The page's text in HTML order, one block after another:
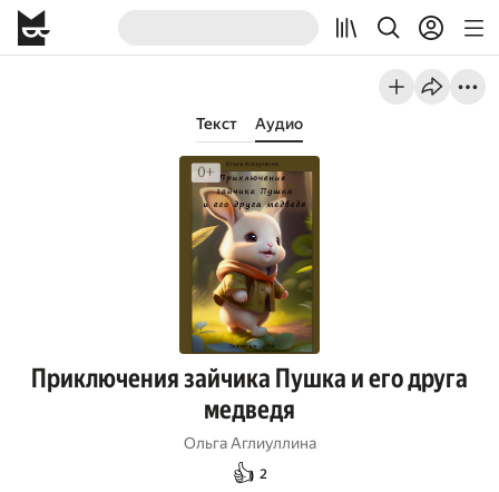
Текст Аудио
Приключения зайчика Пушка и его друга
медведя
Ольга Аглиуллина
👍 2